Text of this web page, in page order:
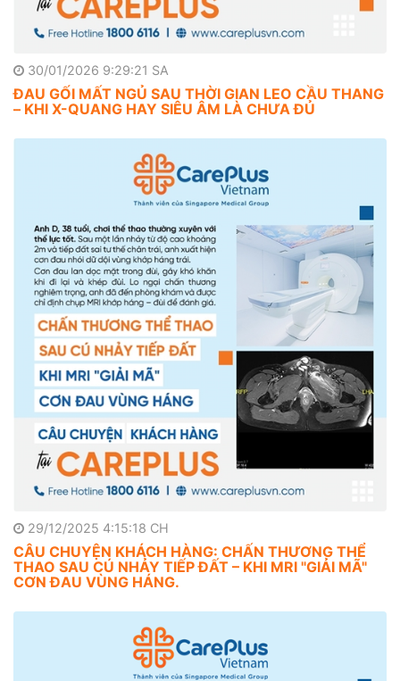
30/01/2026 9:29:21 SA
ĐAU GỐI MẤT NGỦ SAU THỜI GIAN LEO CẦU THANG
– KHI X-QUANG HAY SIÊU ÂM LÀ CHƯA ĐỦ
29/12/2025 4:15:18 CH
CÂU CHUYỆN KHÁCH HÀNG: CHẤN THƯƠNG THỂ
THAO SAU CÚ NHẢY TIẾP ĐẤT – KHI MRI "GIẢI MÃ"
CƠN ĐAU VÙNG HÁNG.